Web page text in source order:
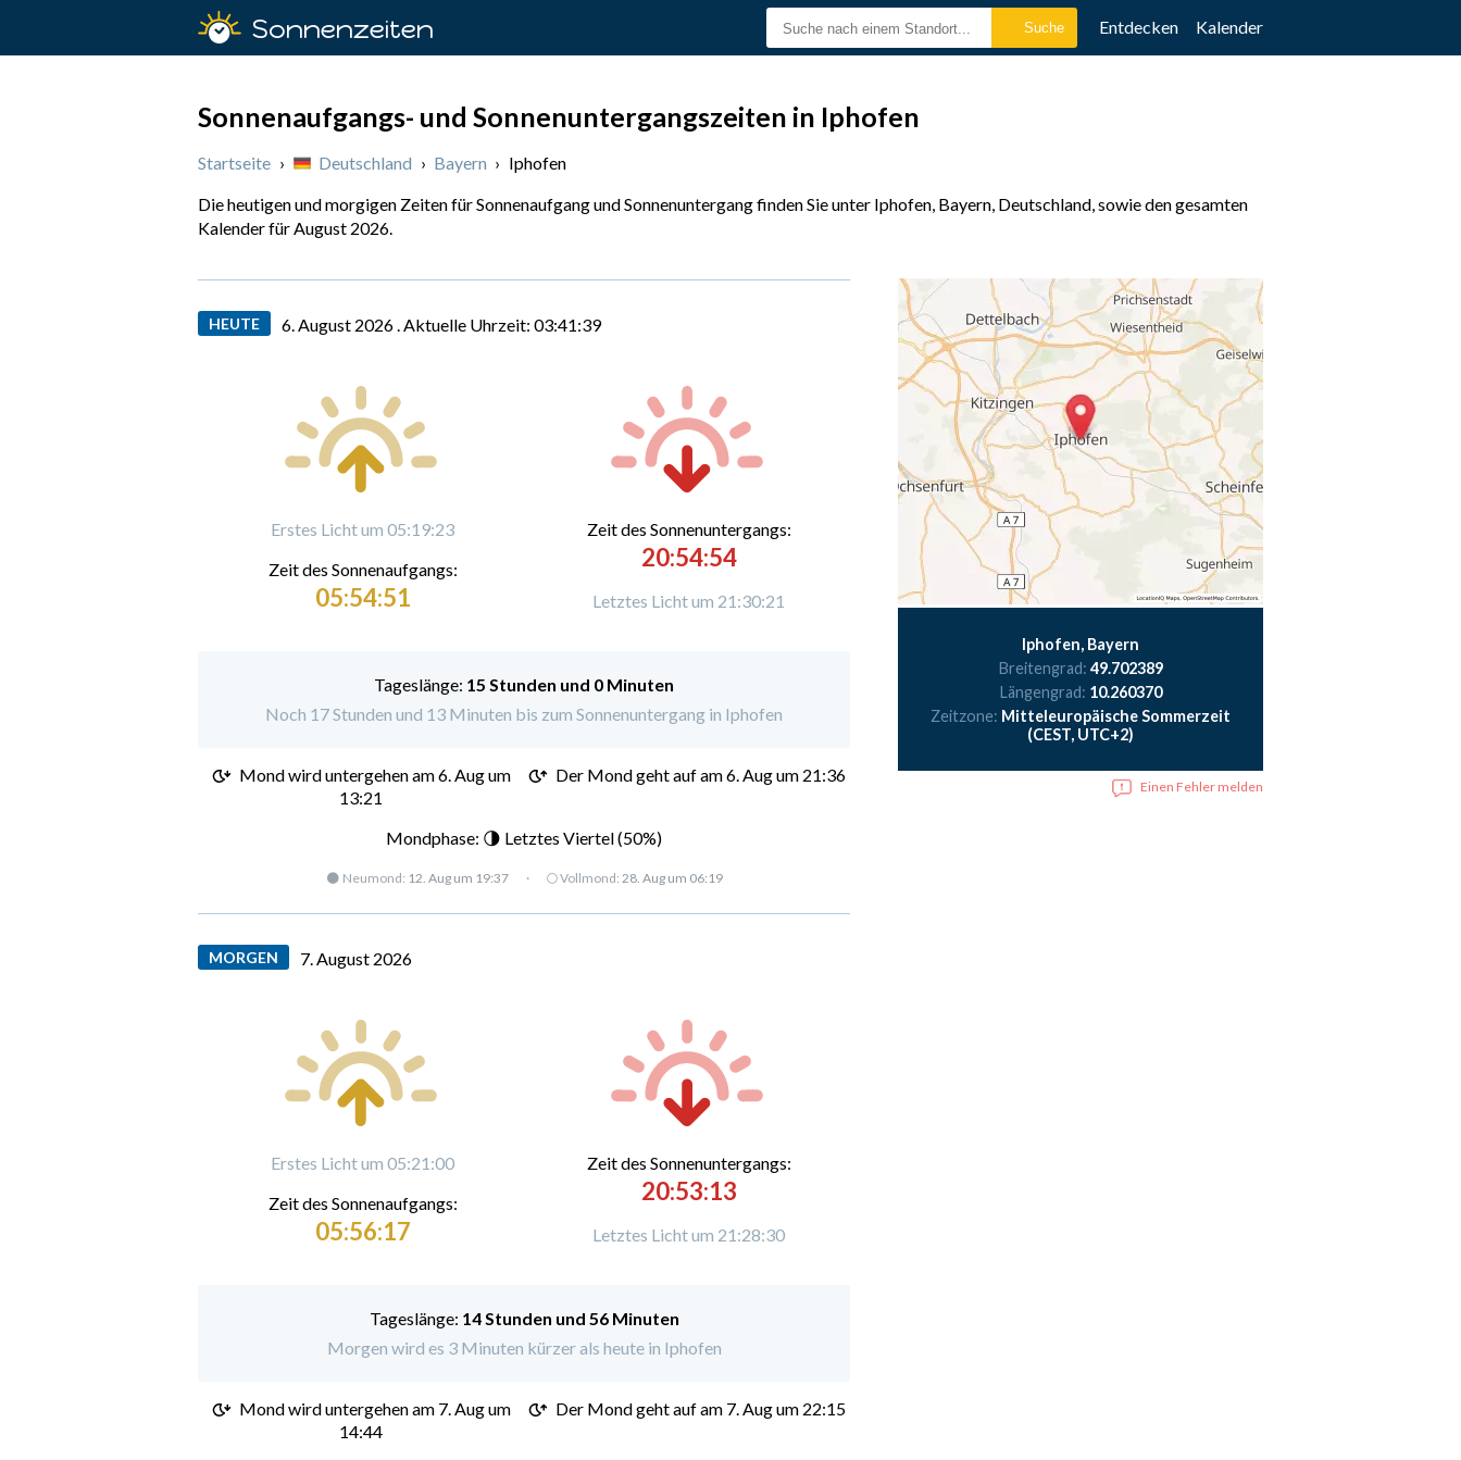
Sonnenzeiten Entdecken Kalender
Sonnenaufgangs- und Sonnenuntergangszeiten in Iphofen
Startseite › Deutschland › Bayern › Iphofen
Die heutigen und morgigen Zeiten für Sonnenaufgang und Sonnenuntergang finden Sie unter Iphofen, Bayern, Deutschland, sowie den gesamten
Kalender für August 2026.
HEUTE 6. August 2026 . Aktuelle Uhrzeit: 03:41:40
Erstes Licht um 05:19:23
Zeit des Sonnenaufgangs:
05:54:51
Zeit des Sonnenuntergangs:
20:54:54
Letztes Licht um 21:30:21
Tageslänge: 15 Stunden und 0 Minuten
Noch 17 Stunden und 13 Minuten bis zum Sonnenuntergang in Iphofen
Mond wird untergehen am6. Aug um
13:21
Der Mond geht auf am 6. Aug um 21:36
Mondphase: 🌗 Letztes Viertel (50%)
🌑 Neumond: 12. Aug um 19:37 · 🌕 Vollmond: 28. Aug um 06:19
MORGEN 7. August 2026
Erstes Licht um 05:21:00
Zeit des Sonnenaufgangs:
05:56:17
Zeit des Sonnenuntergangs:
20:53:13
Letztes Licht um 21:28:30
Tageslänge: 14 Stunden und 56 Minuten
Morgen wird es 3 Minuten kürzer als heute in Iphofen
Mond wird untergehen am 7. Aug um
14:44
Der Mond geht auf am 7. Aug um 22:15
Iphofen, Bayern
Breitengrad: 49.702389
Längengrad: 10.260370
Zeitzone: Mitteleuropäische Sommerzeit
(CEST, UTC+2)
Einen Fehler melden